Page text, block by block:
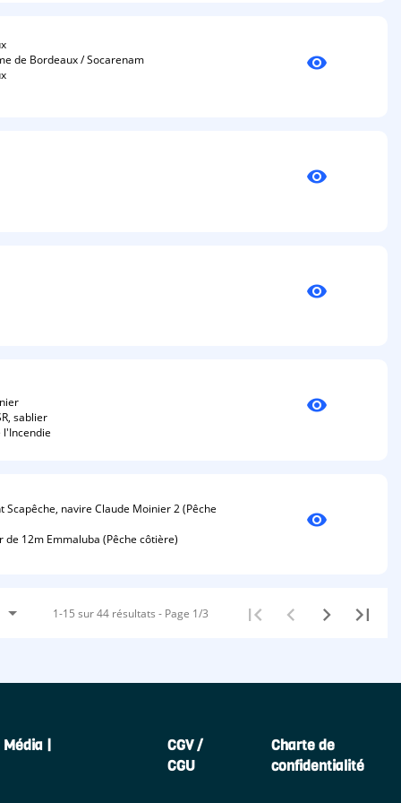
de Bordeaux / Socarenam
visibility
visibility
visibility
sablier
visibility
Scapêche, navire Claude Moinier 2 (Pêche
de 12m Emmaluba (Pêche côtière)
visibility
1-15 sur 44 résultats - Page 1/3
|
CGV /
CGU
Charte de
confidentialité